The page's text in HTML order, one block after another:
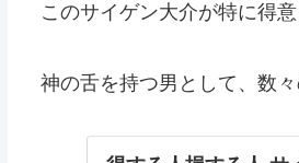
このサイゲン大介が特に得
神の舌を持つ男として、数